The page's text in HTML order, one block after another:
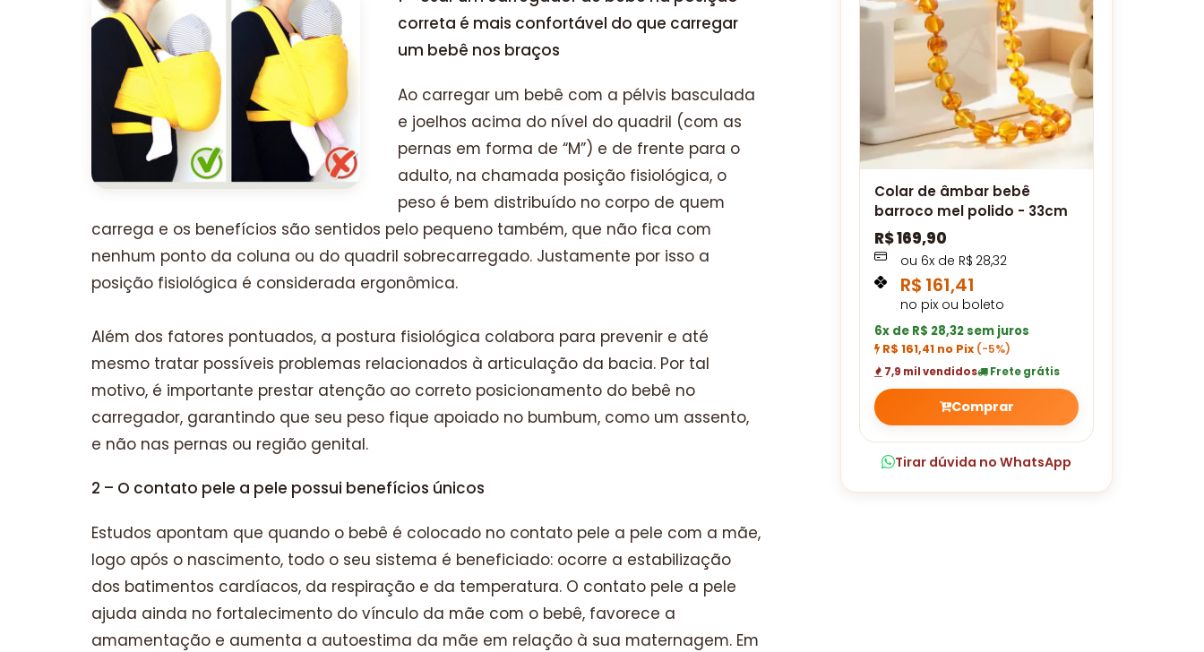
correta é mais confortável do que carregar
um bebê nos braços
Ao carregar um bebê com a pélvis basculada
e joelhos acima do nível do quadril (com as
pernas em forma de “M”) e de frente para o
adulto, na chamada posição fisiológica, o
peso é bem distribuído no corpo de quem
carrega e os benefícios são sentidos pelo pequeno também, que não fica com
nenhum ponto da coluna ou do quadril sobrecarregado. Justamente por isso a
posição fisiológica é considerada ergonômica.
Além dos fatores pontuados, a postura fisiológica colabora para prevenir e até
mesmo tratar possíveis problemas relacionados à articulação da bacia. Por tal
motivo, é importante prestar atenção ao correto posicionamento do bebê no
carregador, garantindo que seu peso fique apoiado no bumbum, como um assento,
e não nas pernas ou região genital.
2 – O contato pele a pele possui benefícios únicos
Estudos apontam que quando o bebê é colocado no contato pele a pele com a mãe,
logo após o nascimento, todo o seu sistema é beneficiado: ocorre a estabilização
dos batimentos cardíacos, da respiração e da temperatura. O contato pele a pele
ajuda ainda no fortalecimento do vínculo da mãe com o bebê, favorece a
amamentação e aumenta a auto­estima da mãe em relação à sua maternagem. Em
Colar de âmbar bebê
barroco mel polido - 33cm
R$169,90
ou 6x de R$ 28,32
R$ 161,41
no pix ou boleto
6x de R$ 28,32 sem juros
R$ 161,41 no Pix (-5%)
7,9 mil vendidos Frete grátis
Comprar
Tirar dúvida no WhatsApp